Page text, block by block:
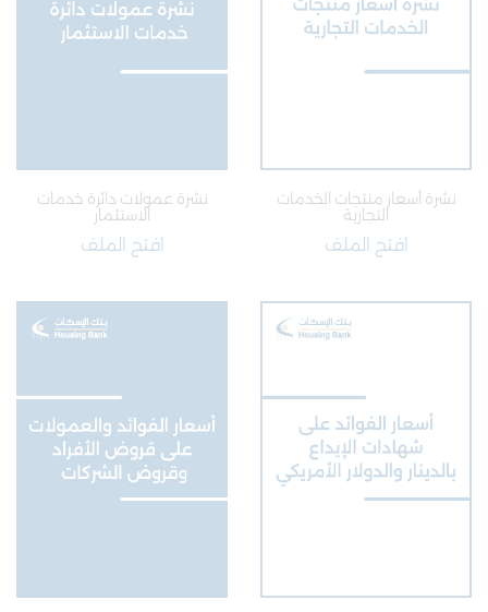
نشرة أسعار منتجات الخدمات
التجارية
افتح الملف
نشرة عمولات دائرة خدمات
الاستثمار
افتح الملف